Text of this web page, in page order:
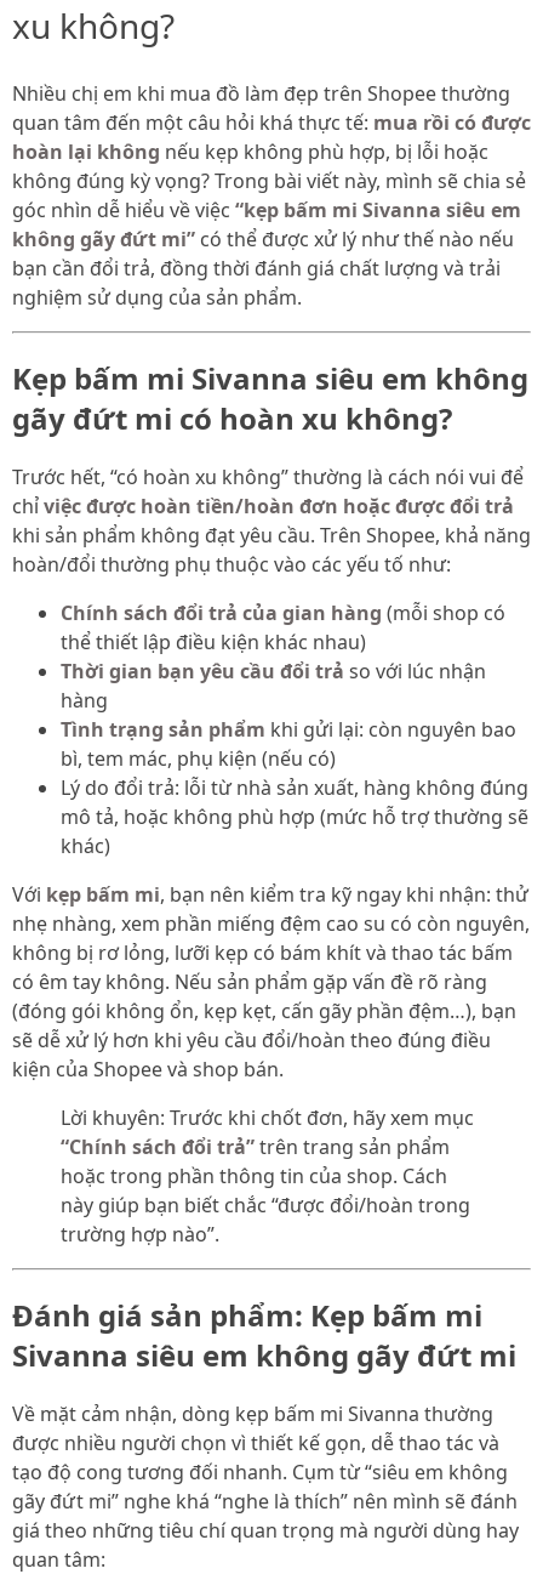
xu không?
Nhiều chị em khi mua đồ làm đẹp trên Shopee thường
quan tâm đến một câu hỏi khá thực tế: mua rồi có được
hoàn lại không nếu kẹp không phù hợp, bị lỗi hoặc
không đúng kỳ vọng? Trong bài viết này, mình sẽ chia sẻ
góc nhìn dễ hiểu về việc “kẹp bấm mi Sivanna siêu em
không gãy đứt mi” có thể được xử lý như thế nào nếu
bạn cần đổi trả, đồng thời đánh giá chất lượng và trải
nghiệm sử dụng của sản phẩm.
Kẹp bấm mi Sivanna siêu em không
gãy đứt mi có hoàn xu không?
Trước hết, “có hoàn xu không” thường là cách nói vui để
chỉviệc được hoàn tiền/hoàn đơn hoặc được đổi trả
khi sản phẩm không đạt yêu cầu. Trên Shopee, khả năng
hoàn/đổi thường phụ thuộc vào các yếu tố như:
Chính sách đổi trả của gian hàng (mỗi shop có
thể thiết lập điều kiện khác nhau)
Thời gian bạn yêu cầu đổi trả so với lúc nhận
hàng
Tình trạng sản phẩm khi gửi lại: còn nguyên bao
bì, tem mác, phụ kiện (nếu có)
Lý do đổi trả: lỗi từ nhà sản xuất, hàng không đúng
mô tả, hoặc không phù hợp (mức hỗ trợ thường sẽ
khác)
Với kẹp bấm mi, bạn nên kiểm tra kỹ ngay khi nhận: thử
nhẹ nhàng, xem phần miếng đệm cao su có còn nguyên,
không bị rơ lỏng, lưỡi kẹp có bám khít và thao tác bấm
có êm tay không. Nếu sản phẩm gặp vấn đề rõ ràng
(đóng gói không ổn, kẹp kẹt, cấn gãy phần đệm…), bạn
sẽ dễ xử lý hơn khi yêu cầu đổi/hoàn theo đúng điều
kiện của Shopee và shop bán.
Lời khuyên: Trước khi chốt đơn, hãy xem mục
“Chính sách đổi trả”trên trang sản phẩm
hoặc trong phần thông tin của shop. Cách
này giúp bạn biết chắc “được đổi/hoàn trong
trường hợp nào”.
Đánh giá sản phẩm: Kẹp bấm mi
Sivanna siêu em không gãy đứt mi
Về mặt cảm nhận, dòng kẹp bấm mi Sivanna thường
được nhiều người chọn vì thiết kế gọn, dễ thao tác và
tạo độ cong tương đối nhanh. Cụm từ “siêu em không
gãy đứt mi” nghe khá “nghe là thích” nên mình sẽ đánh
giá theo những tiêu chí quan trọng mà người dùng hay
quan tâm: